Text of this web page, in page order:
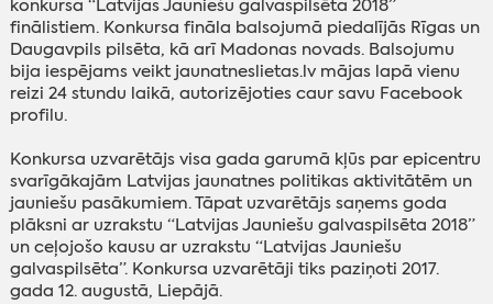
konkursa “Latvijas Jauniešu galvaspilsēta 2018”
finālistiem. Konkursa fināla balsojumā piedalījās Rīgas un
Daugavpils pilsēta, kā arī Madonas novads. Balsojumu
bija iespējams veikt jaunatneslietas.lv mājas lapā vienu
reizi 24 stundu laikā, autorizējoties caur savu Facebook
profilu.
Konkursa uzvarētājs visa gada garumā kļūs par epicentru
svarīgākajām Latvijas jaunatnes politikas aktivitātēm un
jauniešu pasākumiem. Tāpat uzvarētājs saņems goda
plāksni ar uzrakstu “Latvijas Jauniešu galvaspilsēta 2018”
un ceļojošo kausu ar uzrakstu “Latvijas Jauniešu
galvaspilsēta”. Konkursa uzvarētāji tiks paziņoti 2017.
gada 12. augustā, Liepājā.